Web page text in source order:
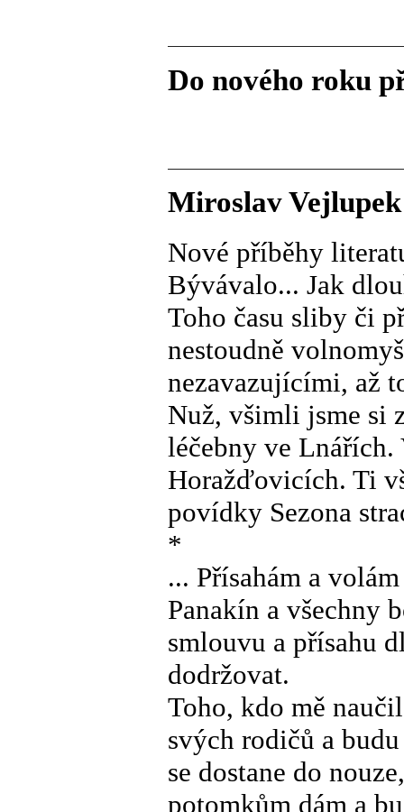
Do nového roku
Miroslav Vejlupek
Nové příběhy
Bývávalo... Jak
Toho času sliby či
nestoudně
nezavazujícími, až
Nuž, všimli jsme si
léčebny ve
Horažďovicích. Ti
povídky Sezona
*
... Přísahám a
Panakín a všechny
smlouvu a přísahu
dodržovat.
Toho, kdo mě
svých rodičů a
se dostane do
potomkům dám a